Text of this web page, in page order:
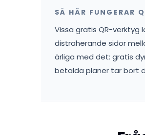
SÅ HÄR FUNGERAR
Vissa gratis QR-verktyg
distraherande sidor
ärliga med det: gratis
betalda planer tar bort